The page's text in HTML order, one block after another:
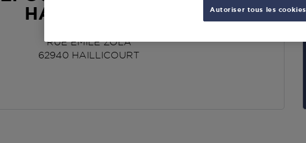
HAILLICOURT
RUE EMILE ZOLA
62940 HAILLICOURT
Autoriser tous les cookies